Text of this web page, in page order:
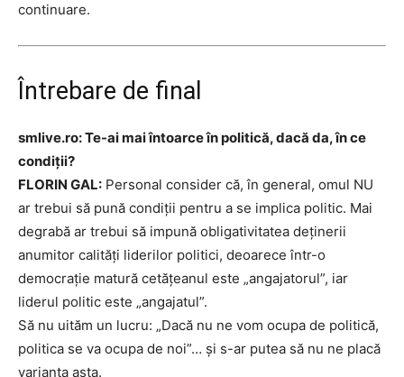
continuare.
Întrebare de final
smlive.ro: Te-ai mai întoarce în politică, dacă da, în ce
condiții?
FLORIN GAL: Personal consider că, în general, omul NU
ar trebui să pună condiții pentru a se implica politic. Mai
degrabă ar trebui să impună obligativitatea deținerii
anumitor calități liderilor politici, deoarece într-o
democrație matură cetățeanul este „angajatorul”, iar
liderul politic este „angajatul”.
Să nu uităm un lucru: „Dacă nu ne vom ocupa de politică,
politica se va ocupa de noi”… și s-ar putea să nu ne placă
varianta asta.